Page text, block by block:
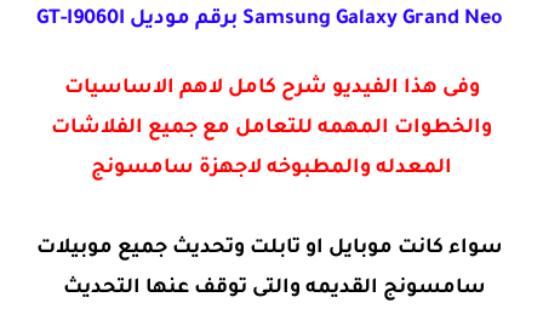
وفى هذا الفيديو شرح كامل لاهم الاساسيات
والخطوات المهمه للتعامل مع جميع الفلاشات
المعدله والمطبوخه لاجهزة سامسونج
سواء كانت موبايل او تابلت وتحديث جميع موبيلات
سامسونج القديمه والتى توقف عنها التحديث